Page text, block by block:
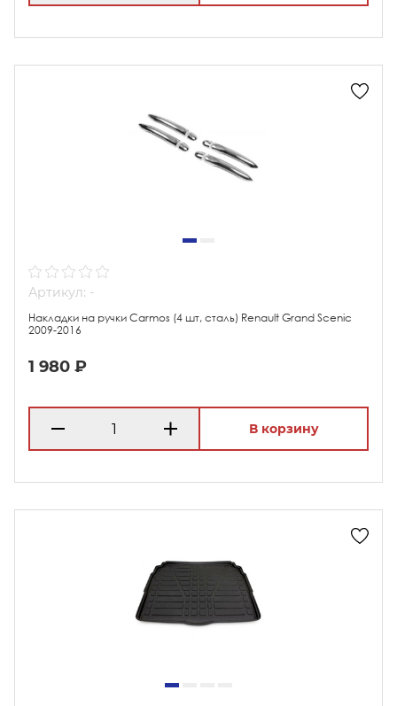
Артикул: -
Накладки на ручки Carmos (4 шт, сталь) Renault Grand Scenic
2009-2016
1 980 ₽
В корзину